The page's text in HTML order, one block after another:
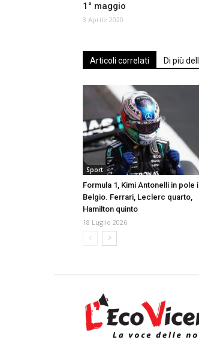
1° maggio
3 Aprile 2020
Articoli correlati Di più
Sport
Formula 1, Kimi Antonelli in pole
Belgio. Ferrari, Leclerc quarto,
Hamilton quinto
18 Luglio 2026